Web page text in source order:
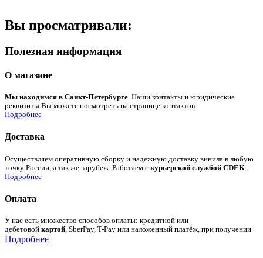
Вы просматривали:
Полезная информация
О магазине
Мы находимся в Санкт-Петербурге. Наши контакты и юридические
реквизиты Вы можете посмотреть на странице контактов
Подробнее
Доставка
Осуществляем оперативную сборку и надежную доставку винила в любую
точку России, а так же зарубеж. Работаем с курьерской службой CDEK
Подробнее
Оплата
У нас есть множество способов оплаты: кредитной или
дебетовой картой, SberPay, T-Pay или наложенный платёж, при получении
Подробнее